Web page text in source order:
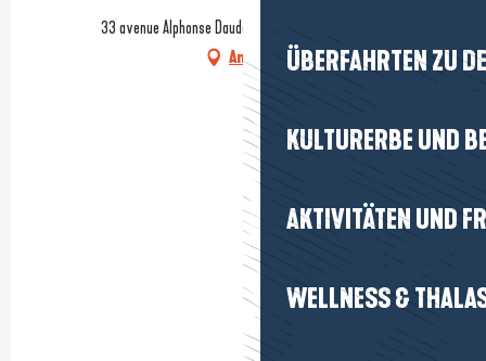
ÜBERFAHRTEN ZU
KULTURERBE UND
AKTIVITÄTEN UND
WELLNESS &
33 avenue Alphonse Daudet, 44420 Piriac-sur-Mer
Anfahrt